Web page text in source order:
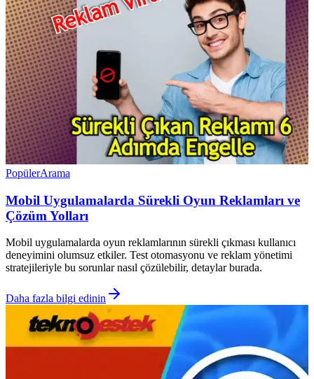
PopülerArama
Mobil Uygulamalarda Sürekli Oyun Reklamları ve
Çözüm Yolları
Mobil uygulamalarda oyun reklamlarının sürekli çıkması kullanıcı
deneyimini olumsuz etkiler. Test otomasyonu ve reklam yönetimi
stratejileriyle bu sorunlar nasıl çözülebilir, detaylar burada.
Daha fazla bilgi edinin